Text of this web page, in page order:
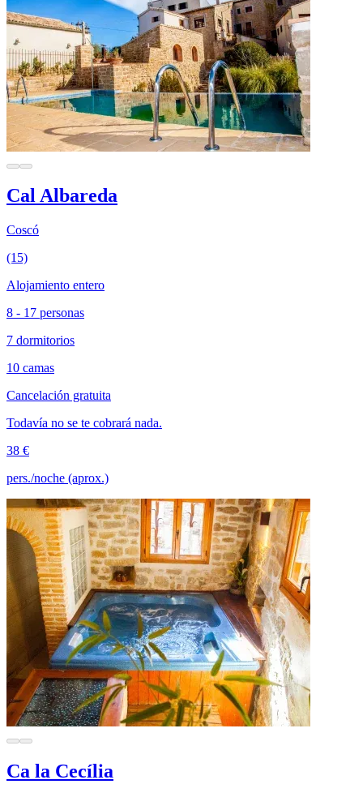
Cal Albareda
Coscó
(15)
Alojamiento entero
8 - 17 personas
7 dormitorios
10 camas
Cancelación gratuita
Todavía no se te cobrará nada.
38 €
pers./noche (aprox.)
Ca la Cecília